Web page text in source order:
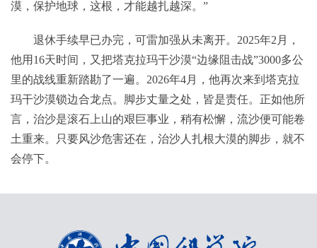
漠，保护地球，这根，才能越扎越深。”
退休手续早已办完，可雷加强从未离开。2025年2月，
他用16天时间，又把塔克拉玛干沙漠“边缘阻击战”3000多公
里的战线重新踏勘了一遍。2026年4月，他再次来到塔克拉
玛干沙漠锁边合龙点。脚步丈量之处，皆是责任。正如他所
言，治沙是滚石上山的艰巨事业，稍有松懈，流沙便可能卷
土重来。只要风沙危害还在，治沙人扎根大漠的脚步，就不
会停下。